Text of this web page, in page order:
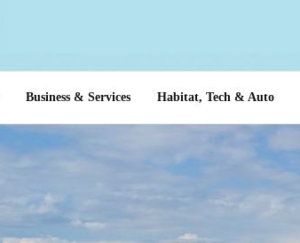
Business & Services Habitat, Tech & Auto